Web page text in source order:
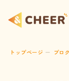
トップページ プロ